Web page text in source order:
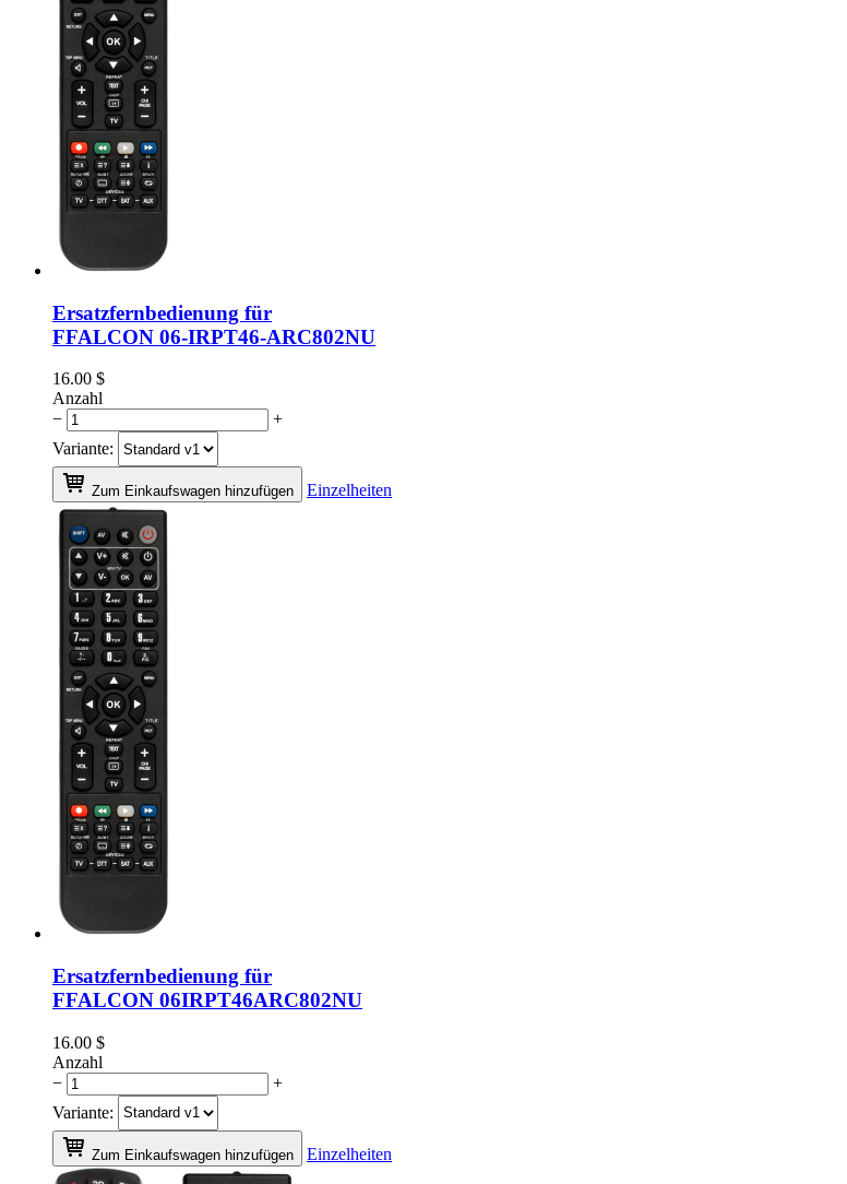
Ersatzfernbedienung für
FFALCON 06-IRPT46-ARC802NU
16.00 $
Anzahl
−
+
Variante:
Zum Einkaufswagen hinzufügen Einzelheiten
Ersatzfernbedienung für
FFALCON 06IRPT46ARC802NU
16.00 $
Anzahl
−
+
Variante:
Zum Einkaufswagen hinzufügen Einzelheiten